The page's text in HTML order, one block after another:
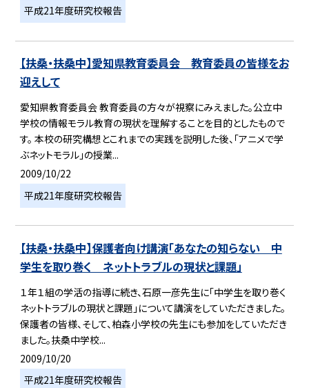
平成21年度研究校報告
【扶桑・扶桑中】愛知県教育委員会 教育委員の皆様をお
迎えして
愛知県教育委員会 教育委員の方々が視察にみえました。公立中
学校の情報モラル教育の現状を理解することを目的としたもので
す。 本校の研究構想とこれまでの実践を説明した後、「アニメで学
ぶネットモラル」の授業...
2009/10/22
平成21年度研究校報告
【扶桑・扶桑中】保護者向け講演「あなたの知らない 中
学生を取り巻く ネットトラブルの現状と課題」
１年１組の学活の指導に続き、石原一彦先生に「中学生を取り巻く
ネットトラブルの現状と課題」について講演をしていただきました。
保護者の皆様、そして、柏森小学校の先生にも参加をしていただき
ました。扶桑中学校...
2009/10/20
平成21年度研究校報告